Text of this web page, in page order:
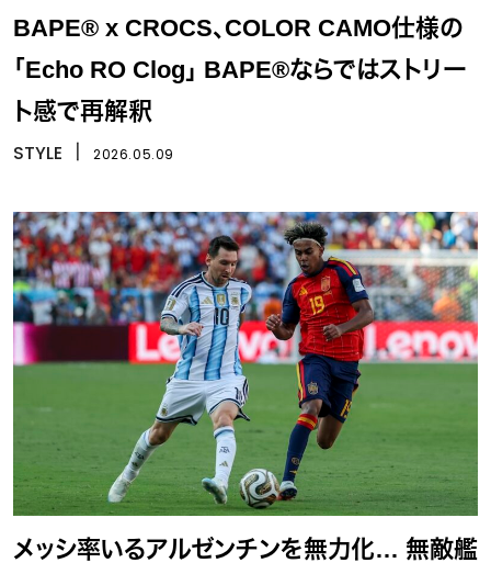
BAPE® x CROCS、COLOR CAMO仕様の
「Echo RO Clog」 BAPE®ならではストリー
ト感で再解釈
STYLE 2026.05.09
メッシ率いるアルゼンチンを無力化… 無敵艦